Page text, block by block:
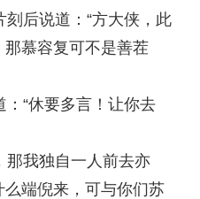
后说道：“方大侠，此
慕容复可不是善茬
“休要多言！让你去
我独自一人前去亦
端倪来，可与你们苏